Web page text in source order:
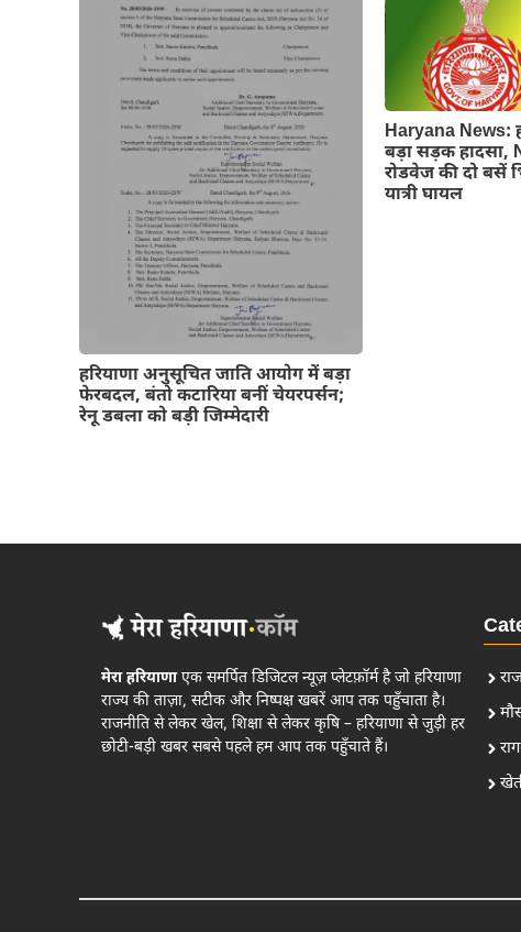
हरियाणा अनुसूचित जाति आयोग में बड़ा
फेरबदल, बंतो कटारिया बनीं चेयरपर्सन;
रेनू डबला को बड़ी जिम्मेदारी
Haryana News:
बड़ा सड़क हादसा,
रोडवेज की दो बसें
यात्री घायल
मेरा हरियाणाएक समर्पित डिजिटल न्यूज़ प्लेटफ़ॉर्म है जो हरियाणा
राज्य की ताज़ा, सटीक और निष्पक्ष खबरें आप तक पहुँचाता है।
राजनीति से लेकर खेल, शिक्षा से लेकर कृषि – हरियाणा से जुड़ी हर
छोटी-बड़ी खबर सबसे पहले हम आप तक पहुँचाते हैं।